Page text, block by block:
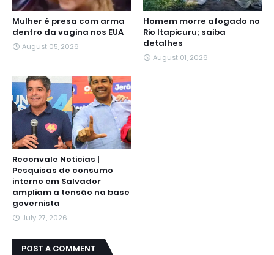
Mulher é presa com arma
dentro da vagina nos EUA
August 05, 2026
Homem morre afogado no
Rio Itapicuru; saiba
detalhes
August 01, 2026
Reconvale Noticias |
Pesquisas de consumo
interno em Salvador
ampliam a tensão na base
governista
July 27, 2026
POST A COMMENT